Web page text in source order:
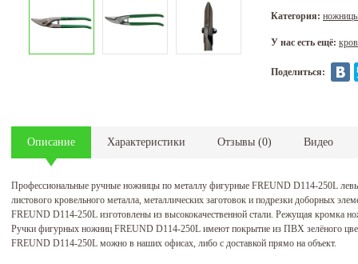
Категория:
У нас есть ещё:
Поделиться:
Описание Характеристики Отзывы (0) Видео
Профессиональные ручные ножницы по металлу фигурные FREUND D114-250L
листового кровельного металла, металлических заготовок и подрезки доборных
FREUND D114-250L изготовлены из высококачественной стали. Режущая кромка
Ручки фигурных ножниц FREUND D114-250L имеют покрытие из ПВХ зелёного
FREUND D114-250L можно в наших офисах, либо с доставкой прямо на объект.